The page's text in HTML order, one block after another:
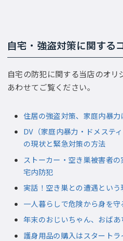
自宅・強盗対策に関する
自宅の防犯に関する当店のオリ
あわせてご覧ください。
住居の強盗対策、家庭内暴
DV（家庭内暴力・ドメステ
の現状と緊急対策の方法
ストーカー・空き巣被害者
宅内防犯
実話！空き巣との遭遇という
一人暮らしで危険から身を
年末のおじいちゃん、おば
護身用品の購入はスタート